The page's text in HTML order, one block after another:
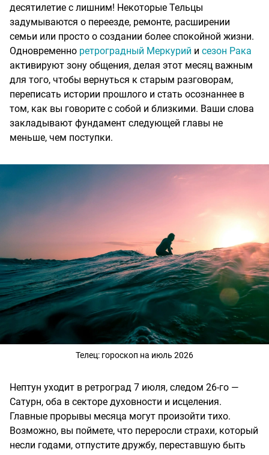
десятилетие с лишним! Некоторые Тельцы
задумываются о переезде, ремонте, расширении
семьи или просто о создании более спокойной жизни.
Одновременно ретроградный Меркурий и сезон Рака
активируют зону общения, делая этот месяц важным
для того, чтобы вернуться к старым разговорам,
переписать истории прошлого и стать осознаннее в
том, как вы говорите с собой и близкими. Ваши слова
закладывают фундамент следующей главы не
меньше, чем поступки.
Телец: гороскоп на июль 2026
Нептун уходит в ретроград 7 июля, следом 26-го —
Сатурн, оба в секторе духовности и исцеления.
Главные прорывы месяца могут произойти тихо.
Возможно, вы поймете, что переросли страхи, который
несли годами, отпустите дружбу, переставшую быть